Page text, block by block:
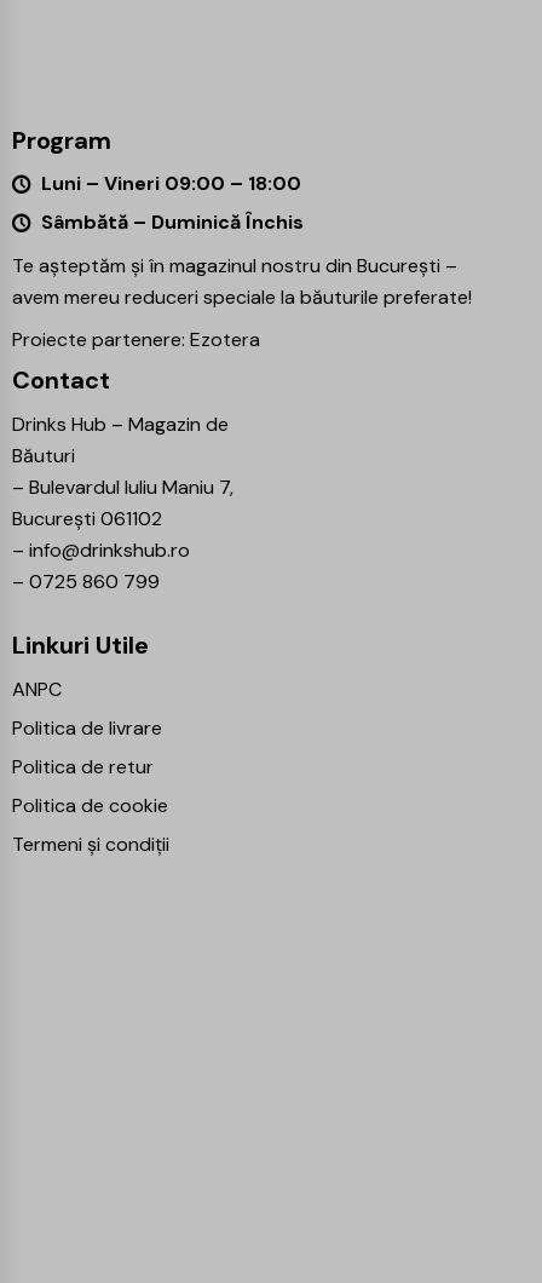
Program
Luni – Vineri 09:00 – 18:00
Sâmbătă – Duminică Închis
Te așteptăm și în magazinul nostru din București –
avem mereu reduceri speciale la băuturile preferate!
Proiecte partenere: Ezotera
Contact
Drinks Hub – Magazin de
Băuturi
– Bulevardul Iuliu Maniu 7,
București 061102
– info@drinkshub.ro
– 0725 860 799
Linkuri Utile
ANPC
Politica de livrare
Politica de retur
Politica de cookie
Termeni și condiții